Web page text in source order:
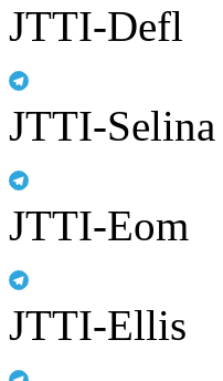
JTTI-Defl
JTTI-Selina
JTTI-Eom
JTTI-Ellis